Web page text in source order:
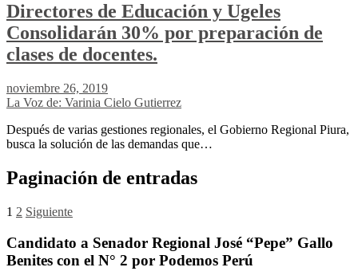
Directores de Educación y Ugeles
Consolidarán 30% por preparación de
clases de docentes.
noviembre 26, 2019
La Voz de: Varinia Cielo Gutierrez
Después de varias gestiones regionales, el Gobierno Regional Piura,
busca la solución de las demandas que…
Paginación de entradas
1 2 Siguiente
Candidato a Senador Regional José “Pepe” Gallo
Benites con el N° 2 por Podemos Perú